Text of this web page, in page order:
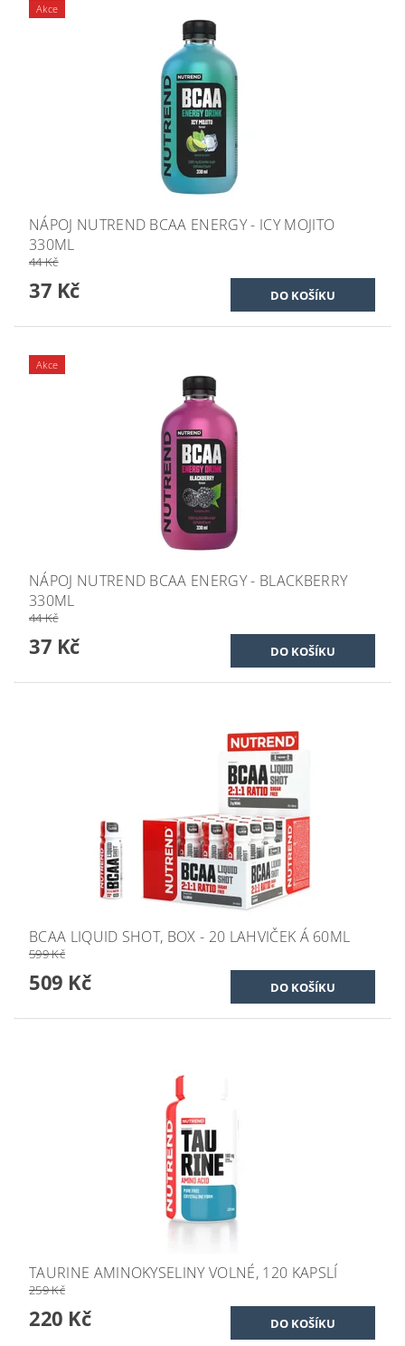
Akce
NÁPOJ NUTREND BCAA ENERGY - ICY MOJITO
330ML
44 Kč
37 Kč
Akce
NÁPOJ NUTREND BCAA ENERGY - BLACKBERRY
330ML
44 Kč
37 Kč
BCAA LIQUID SHOT, BOX - 20 LAHVIČEK Á 60ML
599 Kč
509 Kč
TAURINE AMINOKYSELINY VOLNÉ, 120 KAPSLÍ
259 Kč
220 Kč